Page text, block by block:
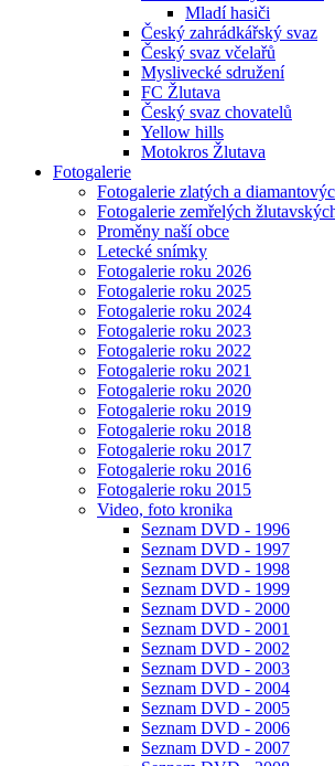
Mladí hasiči
Český zahrádkářský svaz
Český svaz včelařů
Myslivecké sdružení
FC Žlutava
Český svaz chovatelů
Yellow hills
Motokros Žlutava
Fotogalerie
Fotogalerie zlatých a
Fotogalerie zemřelých
Proměny naší obce
Letecké snímky
Fotogalerie roku 2026
Fotogalerie roku 2025
Fotogalerie roku 2024
Fotogalerie roku 2023
Fotogalerie roku 2022
Fotogalerie roku 2021
Fotogalerie roku 2020
Fotogalerie roku 2019
Fotogalerie roku 2018
Fotogalerie roku 2017
Fotogalerie roku 2016
Fotogalerie roku 2015
Video, foto kronika
Seznam DVD - 1996
Seznam DVD - 1997
Seznam DVD - 1998
Seznam DVD - 1999
Seznam DVD - 2000
Seznam DVD - 2001
Seznam DVD - 2002
Seznam DVD - 2003
Seznam DVD - 2004
Seznam DVD - 2005
Seznam DVD - 2006
Seznam DVD - 2007